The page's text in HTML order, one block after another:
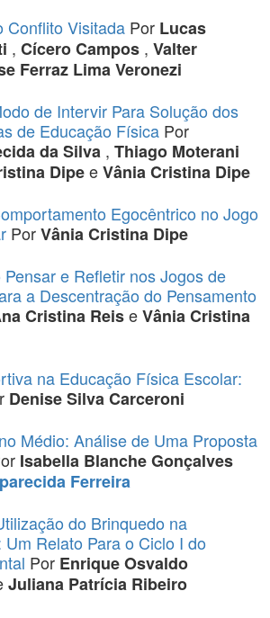
Conflito Visitada Por Lucas
, Cícero Campos , Valter
Ferraz Lima Veronezi
de Intervir Para Solução dos
de Educação Física Por
da Silva , Thiago Moterani
DipeeVânia Cristina Dipe
Egocêntrico no Jogo
PorVânia Cristina Dipe
e Refletir nos Jogos de
a Descentração do Pensamento
Cristina ReiseVânia Cristina
na Educação Física Escolar:
Denise Silva Carceroni
Médio: Análise de Uma Proposta
Isabella Blanche Gonçalves
Ferreira
do Brinquedo na
Relato Para o Ciclo I do
Por Enrique Osvaldo
Juliana Patrícia Ribeiro